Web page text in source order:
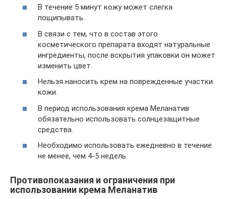
В течение 5 минут кожу может слегка
пощипывать.
В связи с тем, что в состав этого
косметического препарата входят натуральные
ингредиенты, после вскрытия упаковки он может
изменить цвет.
Нельзя наносить крем на поврежденные участки
кожи.
В период использования крема Меланатив
обязательно использовать солнцезащитные
средства.
Необходимо использовать ежедневно в течение
не менее, чем 4-5 недель.
Противопоказания и ограничения при
использовании крема Меланатив